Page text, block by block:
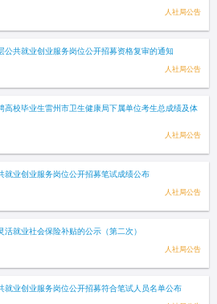
人社局公告
共就业创业服务岗位公开招募资格复审的通知
人社局公告
校毕业生雷州市卫生健康局下属单位考生总成绩及体
人社局公告
业创业服务岗位公开招募笔试成绩公布
人社局公告
就业社会保险补贴的公示（第二次）
人社局公告
业创业服务岗位公开招募符合笔试人员名单公布